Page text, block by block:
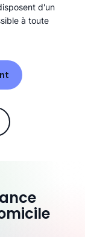
d'un
à toute